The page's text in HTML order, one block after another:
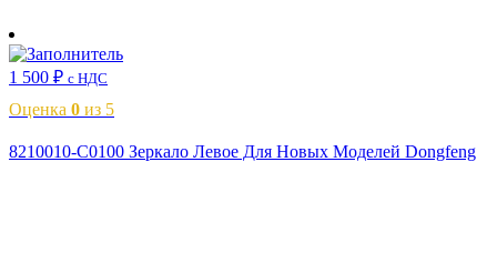
1 500 ₽ с НДС
Оценка 0 из 5
8210010-C0100 Зеркало Левое Для Новых Моделей Dongfeng